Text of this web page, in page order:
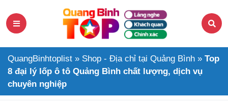
QuangBinhtoplist » Shop - Địa chỉ tại Quảng Bình » Top
8 đại lý lốp ô tô Quảng Bình chất lượng, dịch vụ
chuyên nghiệp